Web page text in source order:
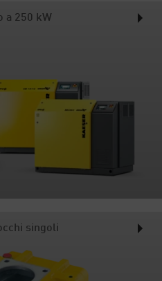
a 250 kW
singoli